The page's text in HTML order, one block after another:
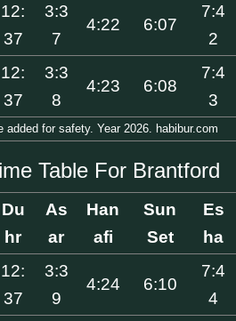
12:
37
3:3
7
4:22 6:07
7:4
2
12:
37
3:3
8
4:23 6:08
7:4
3
for safety. Year 2026. habibur.com
Table For Brantford
Du
hr
As
ar
Han
afi
Sun
Set
Es
ha
12:
37
3:3
9
4:24 6:10
7:4
4